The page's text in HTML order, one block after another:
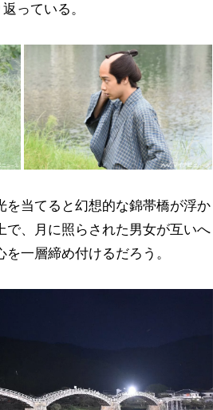
っている。
当てると幻想的な錦帯橋が浮か
、月に照らされた男女が互いへ
一層締め付けるだろう。